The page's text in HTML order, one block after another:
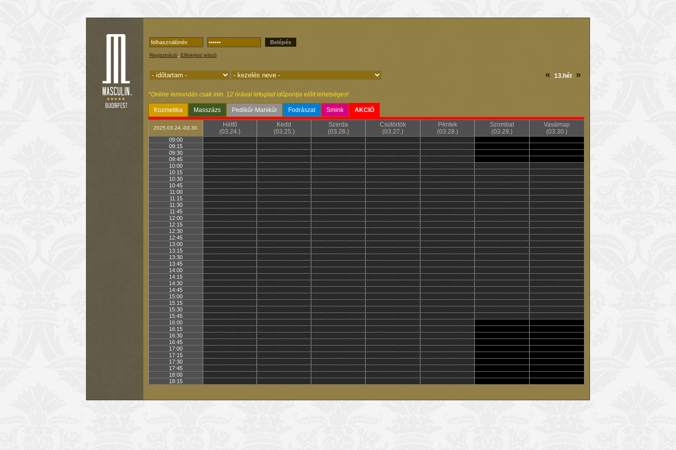
Belépés
Regisztráció, Elfelejtett jelszó
« 13.hét »
*Online lemondás csak min. 12 órával lefoglalt időpontja előtt lehetséges!
Kozmetika Masszázs Pedikűr-Manikűr Fodrászat Smink AKCIÓ
2025.03.24.-03.30.
Hétfő
(03.24.)
Kedd
(03.25.)
Szerda
(03.26.)
Csütörtök
(03.27.)
Péntek
(03.28.)
Szombat
(03.29.)
Vasárnap
(03.30.)
09:00
09:15
09:30
09:45
10:00
10:15
10:30
10:45
11:00
11:15
11:30
11:45
12:00
12:15
12:30
12:45
13:00
13:15
13:30
13:45
14:00
14:15
14:30
14:45
15:00
15:15
15:30
15:45
16:00
16:15
16:30
16:45
17:00
17:15
17:30
17:45
18:00
18:15